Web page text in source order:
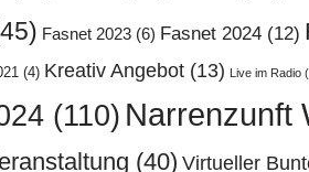
Fasnet 2023 (6) Fasnet 2024 (12)
(4) Kreativ Angebot (13) Live im Radio
(110) Narrenzunft
(40) Virtueller